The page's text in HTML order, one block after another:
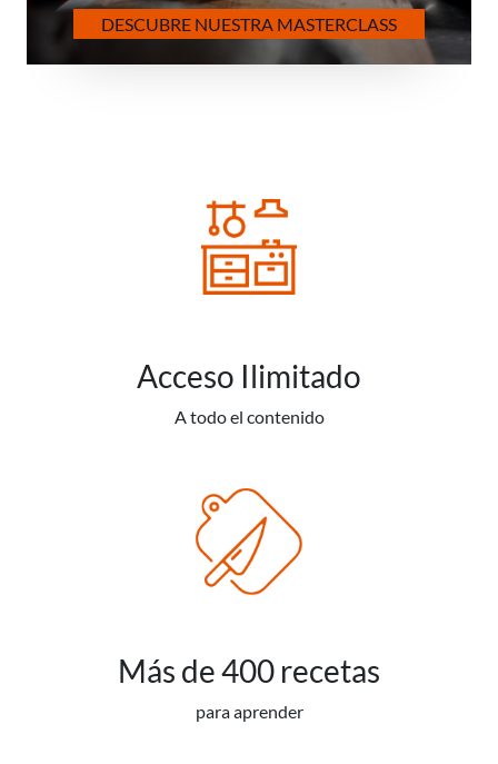
DESCUBRE NUESTRA MASTERCLASS
Acceso Ilimitado
A todo el contenido
Más de 400 recetas
para aprender